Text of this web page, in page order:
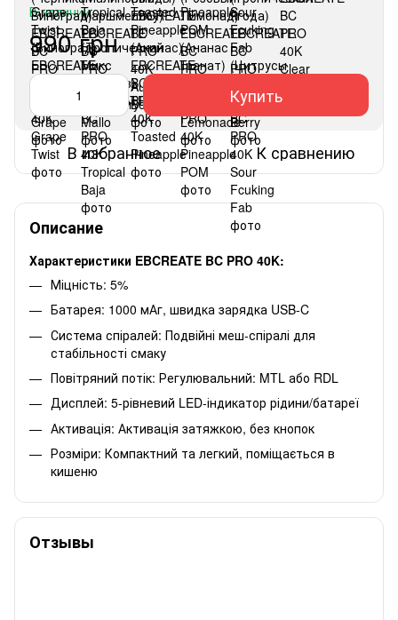
В наличии
990 грн
Купить
В избранное К сравнению
Описание
Характеристики EBCREATE BC PRO 40K:
Міцність: 5%
Батарея: 1000 мАг, швидка зарядка USB-C
Система спіралей: Подвійні меш-спіралі для
стабільності смаку
Повітряний потік: Регулювальний: MTL або RDL
Дисплей: 5-рівневий LED-індикатор рідини/батареї
Активація: Активація затяжкою, без кнопок
Розміри: Компактний та легкий, поміщається в
кишеню
Отзывы